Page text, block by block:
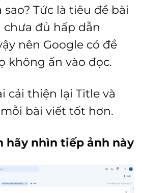
Tức là tiêu đề bài
chưa đủ hấp dẫn
nên Google có đề
không ấn vào đọc.
cải thiện lại Title và
bài viết tốt hơn.
hãy nhìn tiếp ảnh này